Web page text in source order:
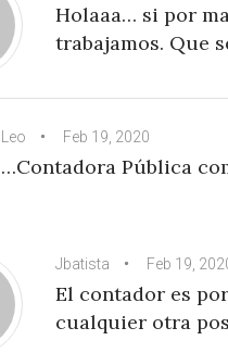
Holaaa… si por
trabajamos. Que
Leo Feb 19, 2020
…Contadora Pública
Jbatista Feb 19,
El contador es
cualquier otra